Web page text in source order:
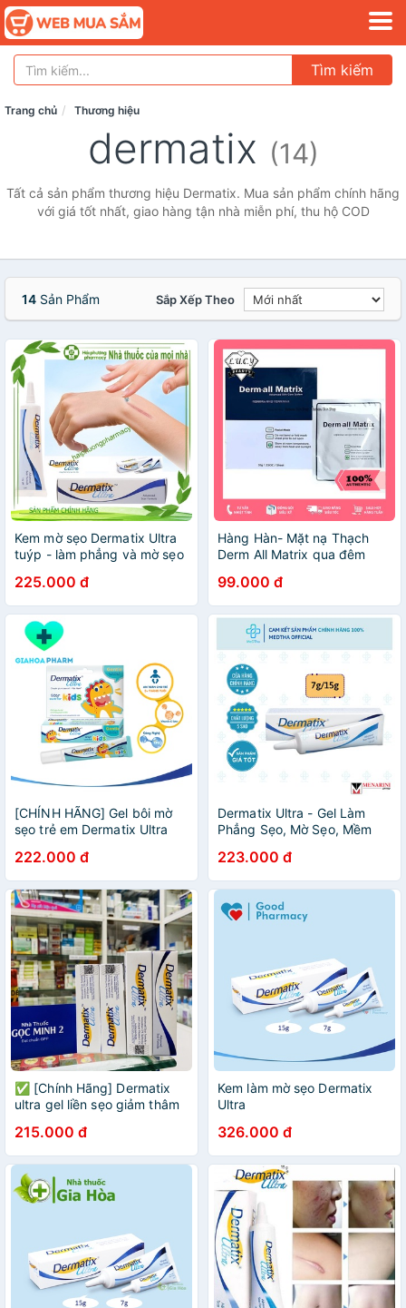
Tìm kiếm
Trang chủ Thương hiệu
dermatix (14)
Tất cả sản phẩm thương hiệu Dermatix. Mua sản phẩm chính hãng
với giá tốt nhất, giao hàng tận nhà miễn phí, thu hộ COD
14 Sản Phẩm Sắp Xếp Theo
Kem mờ sẹo Dermatix Ultra
tuýp - làm phẳng và mờ sẹo
nám rạn da
225.000 đ
Hàng Hàn- Mặt nạ Thạch
Derm All Matrix qua đêm
Collagen
99.000 đ
[CHÍNH HÃNG] Gel bôi mờ
sẹo trẻ em Dermatix Ultra
biệt cho bé trên 3 tháng tuổi
[kid, kem sẹo]
222.000 đ
Dermatix Ultra - Gel Làm
Phẳng Sẹo, Mờ Sẹo, Mềm
Mổ (Tuýp 7g/15g) [Chính
Hãng]
223.000 đ
✅ [Chính Hãng] Dermatix
ultra gel liền sẹo giảm thâm
215.000 đ
Kem làm mờ sẹo Dermatix
Ultra
326.000 đ